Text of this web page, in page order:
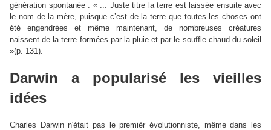
génération spontanée : « ... Juste titre la terre est laissée ensuite avec
le nom de la mère, puisque c’est de la terre que toutes les choses ont
été engendrées et même maintenant, de nombreuses créatures
naissent de la terre formées par la pluie et par le souffle chaud du soleil
»(p. 131).
Darwin a popularisé les vieilles
idées
Charles Darwin n'était pas le premièr évolutionniste, même dans les